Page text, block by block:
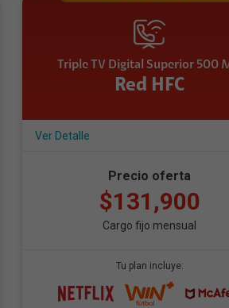
Triple TV Digital Superior 500
Red HFC
Ver Detalle
Precio oferta
$131,900
Cargo fijo mensual
Tu plan incluye: